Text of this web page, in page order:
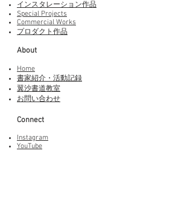
インスタレーション作品
Special Projects
Commercial Works
プロダクト作品
About
Home
書家紹介・活動記録
​翼沙書道教室
お問い合わせ
Connect
Instagram
YouTube